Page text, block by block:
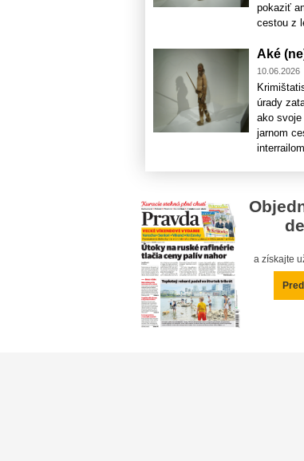
pokaziť
cestou z
Aké
10.06.2026
úrady
ako
jarnom
a získajte